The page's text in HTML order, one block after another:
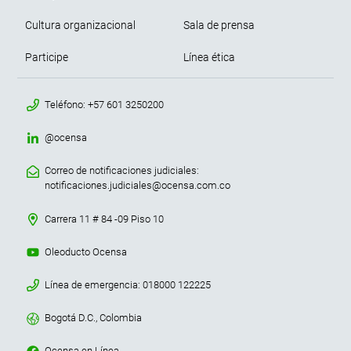
Cultura organizacional Sala de prensa
Participe Línea ética
menu contacto footer
Teléfono: +57 601 3250200
@ocensa
Correo de notificaciones judiciales:
notificaciones.judiciales@ocensa.com.co
Carrera 11 # 84 -09 Piso 10
Oleoducto Ocensa
Línea de emergencia: 018000 122225
Bogotá D.C., Colombia